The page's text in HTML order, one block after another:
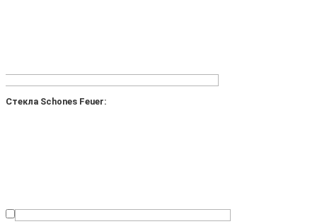
Стекла Schones Feuer: